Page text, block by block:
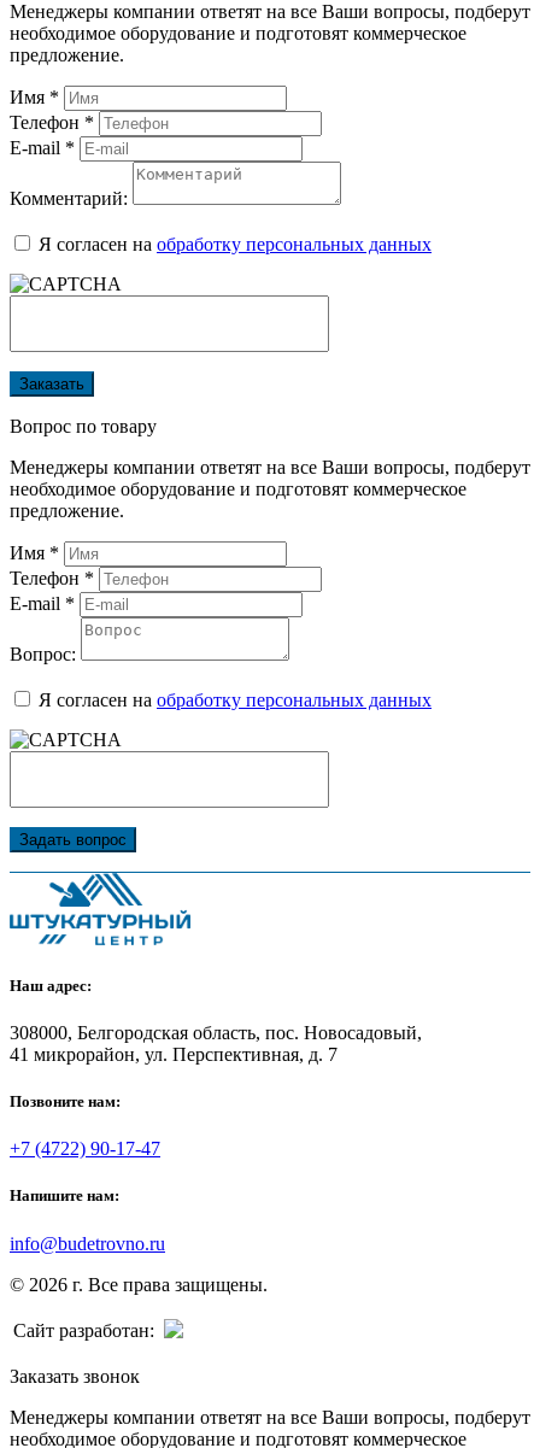
Менеджеры компании ответят на все Ваши вопросы, подберут
необходимое оборудование и подготовят коммерческое
предложение.
Имя *
Телефон *
E-mail *
Комментарий:
Я согласен на обработку персональных данных
Заказать
Вопрос по товару
Менеджеры компании ответят на все Ваши вопросы, подберут
необходимое оборудование и подготовят коммерческое
предложение.
Имя *
Телефон *
E-mail *
Вопрос:
Я согласен на обработку персональных данных
Задать вопрос
Наш адрес:
308000, Белгородская область, пос. Новосадовый,
41 микрорайон, ул. Перспективная, д. 7
Позвоните нам:
+7 (4722) 90-17-47
Напишите нам:
info@budetrovno.ru
© 2026 г. Все права защищены.
Сайт разработан:
Заказать звонок
Менеджеры компании ответят на все Ваши вопросы, подберут
необходимое оборудование и подготовят коммерческое